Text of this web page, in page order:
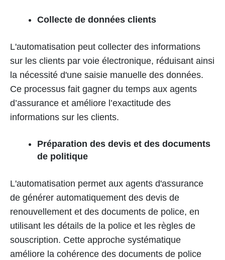
Collecte de données clients
L'automatisation peut collecter des informations
sur les clients par voie électronique, réduisant ainsi
la nécessité d'une saisie manuelle des données.
Ce processus fait gagner du temps aux agents
d’assurance et améliore l’exactitude des
informations sur les clients.
Préparation des devis et des documents
de politique
L'automatisation permet aux agents d'assurance
de générer automatiquement des devis de
renouvellement et des documents de police, en
utilisant les détails de la police et les règles de
souscription. Cette approche systématique
améliore la cohérence des documents de police